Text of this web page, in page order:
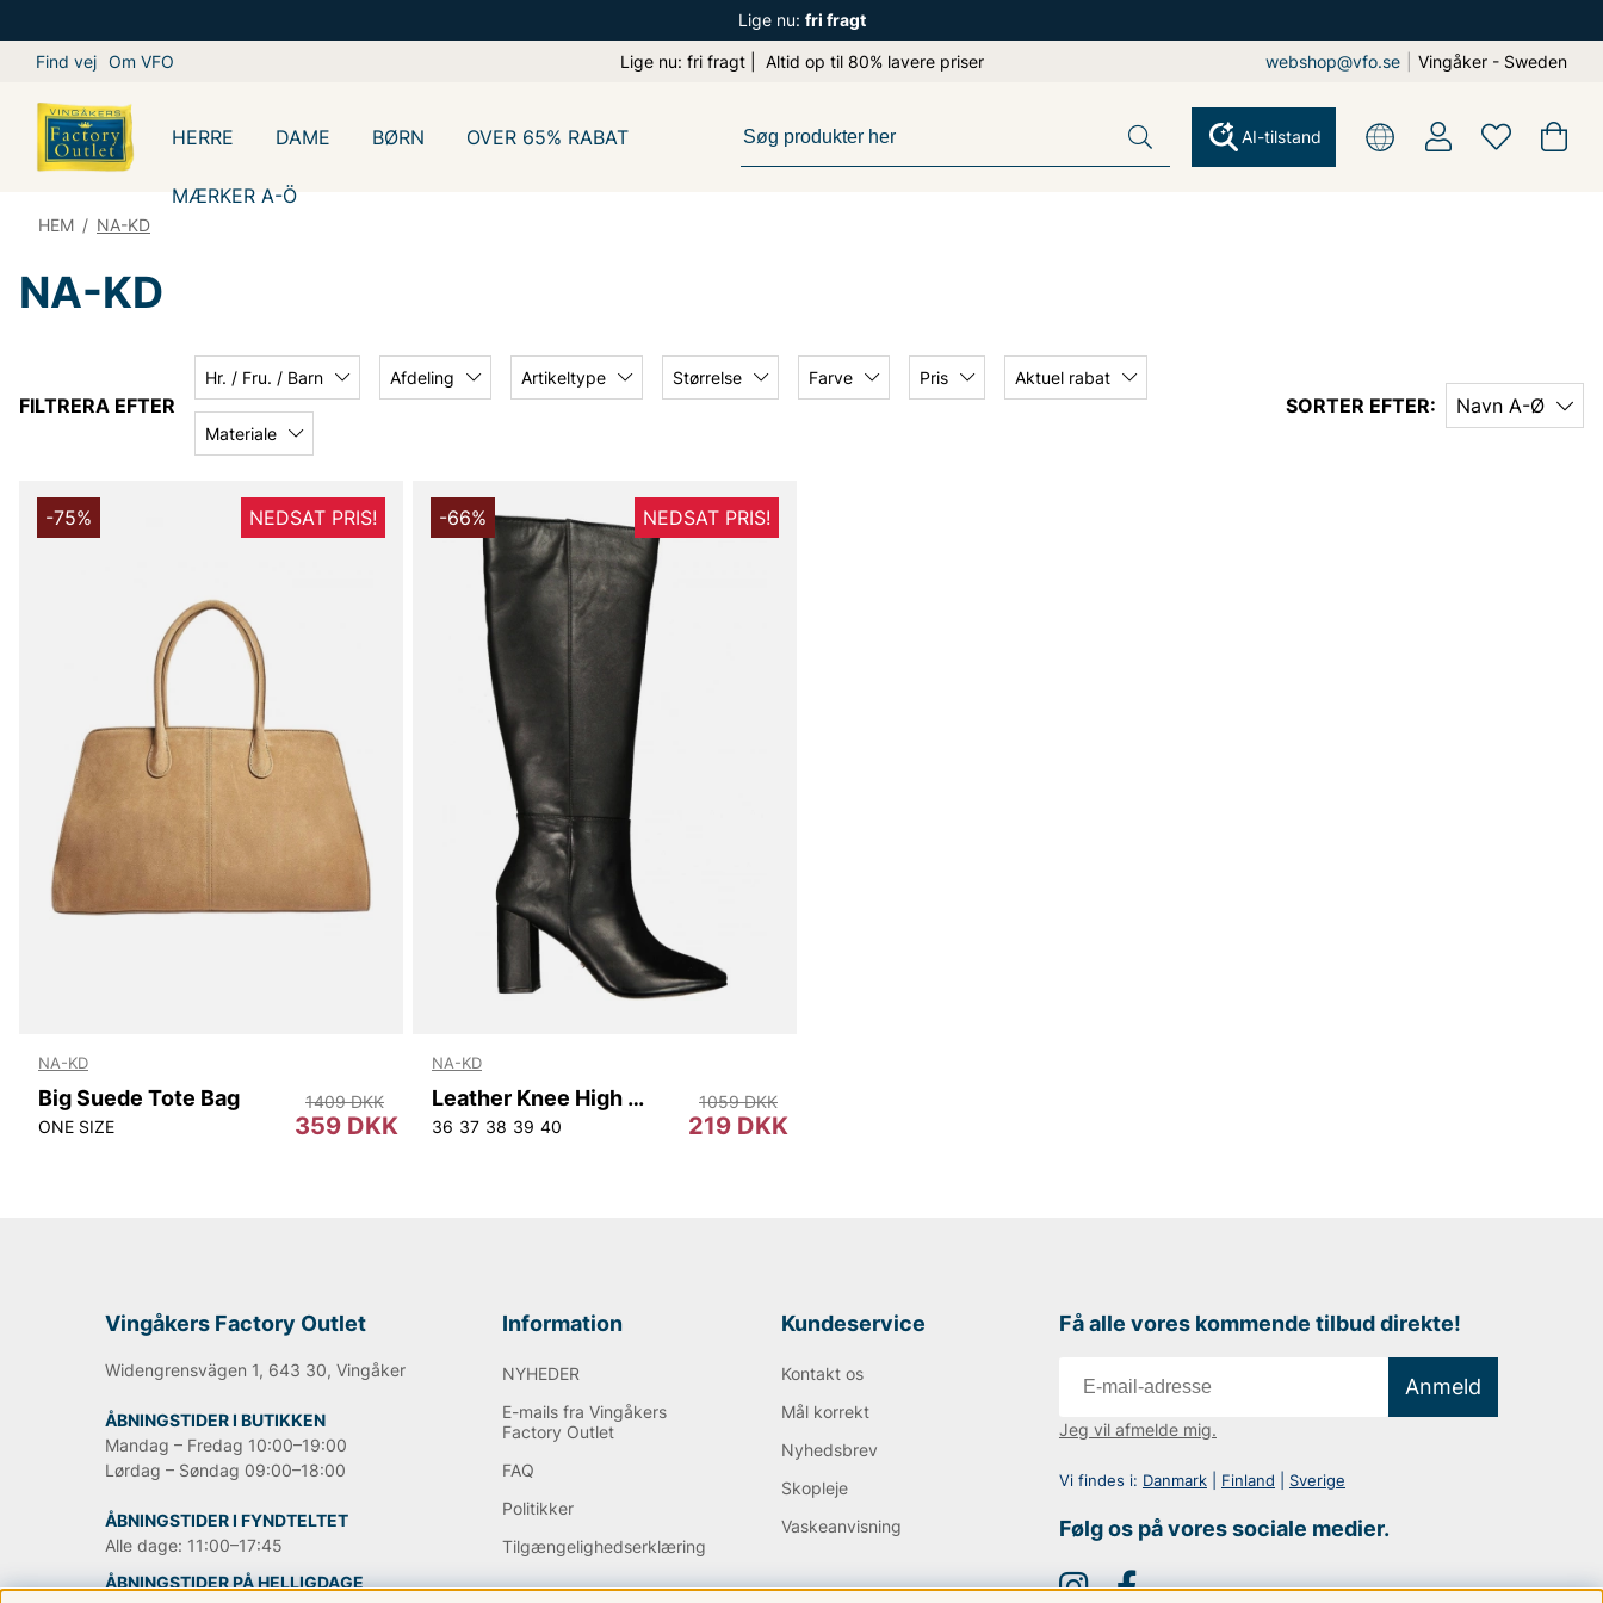
Lige nu: fri fragt
Find vej Om VFO Lige nu: fri fragt | Altid op til 80% lavere priser webshop@vfo.se Vingåker - Sweden
HERRE DAME BØRN OVER 65% RABAT
MÆRKER A-Ö
AI-tilstand
HEM / NA-KD
NA-KD
FILTRERA EFTER
Hr. / Fru. / Barn Afdeling Artikeltype Størrelse Farve Pris Aktuel rabat
Materiale
SORTER EFTER: Navn A-Ø
-75% NEDSAT PRIS!
NA-KD
Big Suede Tote Bag
ONE SIZE 359 DKK
1409 DKK
-66% NEDSAT PRIS!
NA-KD
Leather Knee High Boots
36 37 38 39 40 219 DKK
1059 DKK
Vingåkers Factory Outlet
Widengrensvägen 1, 643 30, Vingåker
ÅBNINGSTIDER I BUTIKKEN
Mandag – Fredag 10:00–19:00
Lørdag – Søndag 09:00–18:00
ÅBNINGSTIDER I FYNDTELTET
Alle dage: 11:00–17:45
ÅBNINGSTIDER PÅ HELLIGDAGE
Information
NYHEDER
E-mails fra Vingåkers
Factory Outlet
FAQ
Politikker
Tilgængelighedserklæring
Kundeservice
Kontakt os
Mål korrekt
Nyhedsbrev
Skopleje
Vaskeanvisning
Få alle vores kommende tilbud direkte!
Anmeld
Jeg vil afmelde mig.
Vi findes i: Danmark| Finland Sverige
Følg os på vores sociale medier.